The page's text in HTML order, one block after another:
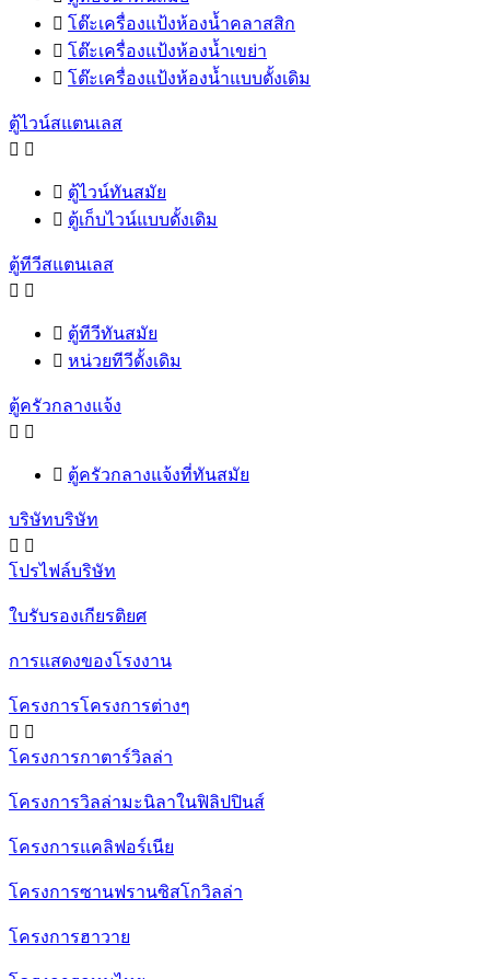
 โต๊ะเครื่องแป้งห้องน้ำคลาสสิก
 โต๊ะเครื่องแป้งห้องน้ำเขย่า
 โต๊ะเครื่องแป้งห้องน้ำแบบดั้งเดิม
ตู้ไวน์สแตนเลส
 
 ตู้ไวน์ทันสมัย
 ตู้เก็บไวน์แบบดั้งเดิม
ตู้ทีวีสแตนเลส
 
 ตู้ทีวีทันสมัย
 หน่วยทีวีดั้งเดิม
ตู้ครัวกลางแจ้ง
 
 ตู้ครัวกลางแจ้งที่ทันสมัย
บริษัทบริษัท
 
โปรไฟล์บริษัท
ใบรับรองเกียรติยศ
การแสดงของโรงงาน
โครงการโครงการต่างๆ
 
โครงการกาตาร์วิลล่า
โครงการวิลล่ามะนิลาในฟิลิปปินส์
โครงการแคลิฟอร์เนีย
โครงการซานฟรานซิสโกวิลล่า
โครงการฮาวาย